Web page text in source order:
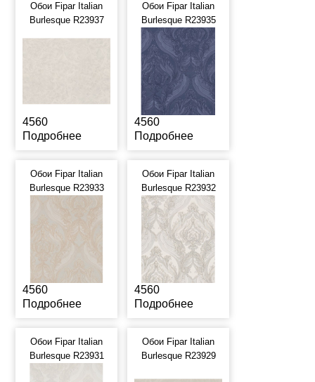
Обои Fipar Italian
Burlesque R23937
4560
Подробнее
Обои Fipar Italian
Burlesque R23935
4560
Подробнее
Обои Fipar Italian
Burlesque R23933
4560
Подробнее
Обои Fipar Italian
Burlesque R23932
4560
Подробнее
Обои Fipar Italian
Burlesque R23931
Обои Fipar Italian
Burlesque R23929